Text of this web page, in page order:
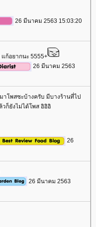
26 มีนาคม 2563 15:03:20
แก้อยากนะ 5555+
26 มีนาคม 2563
าโพสซะบ้างครับ มีบางร้านที่ไป
ก็ยังไม่ได้โพส อิอิอิ
26
26 มีนาคม 2563